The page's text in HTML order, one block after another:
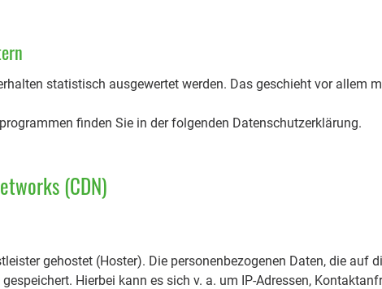
statistisch ausgewertet werden. Das geschieht vor allem
finden Sie in der folgenden Datenschutzerklärung.
(CDN)
gehostet (Hoster). Die personenbezogenen Daten, die auf
Hierbei kann es sich v. a. um IP-Adressen,